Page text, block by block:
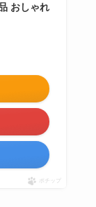
おしゃれ
ポチップ